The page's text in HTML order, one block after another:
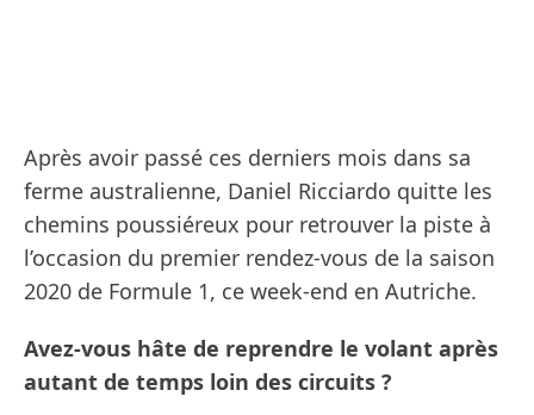
Après avoir passé ces derniers mois dans sa
ferme australienne, Daniel Ricciardo quitte les
chemins poussiéreux pour retrouver la piste à
l’occasion du premier rendez-vous de la saison
2020 de Formule 1, ce week-end en Autriche.
Avez-vous hâte de reprendre le volant après
autant de temps loin des circuits ?